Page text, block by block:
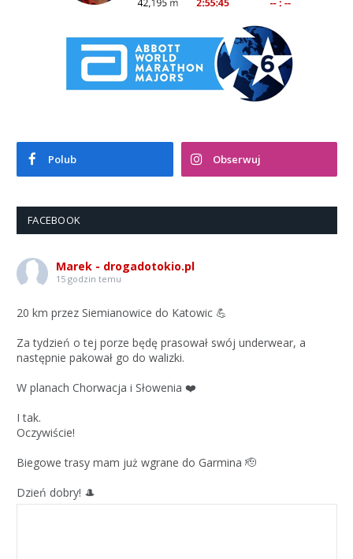
Polub Obserwuj
FACEBOOK
Marek - drogadotokio.pl
15 godzin temu
20 km przez Siemianowice do Katowic 💪
Za tydzień o tej porze będę prasował swój underwear, a
następnie pakował go do walizki.
W planach Chorwacja i Słowenia ❤️
I tak.
Oczywiście!
Biegowe trasy mam już wgrane do Garmina 🫡
Dzień dobry! 🎩